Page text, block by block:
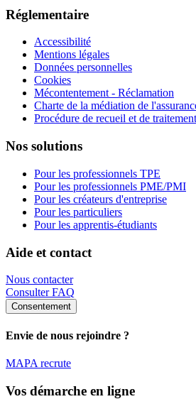
Réglementaire
Accessibilité
Mentions légales
Données personnelles
Cookies
Mécontentement - Réclamation
Charte de la médiation de
Procédure de recueil et de
Nos solutions
Pour les professionnels TPE
Pour les professionnels PME/PMI
Pour les créateurs d'entreprise
Pour les particuliers
Pour les apprentis-étudiants
Aide et contact
Nous contacter
Consulter FAQ
Consentement
Envie de nous rejoindre ?
MAPA recrute
Vos démarche en ligne